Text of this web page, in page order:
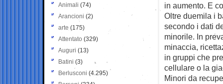
in aumento. E
Oltre duemila i
secondo i dati
minorile. In
minaccia,
in gruppi che
cellulare o la
Minori da
Animali (74)
Arancioni (2)
arte (175)
Attentato (329)
Auguri (13)
Batini (3)
Berlusconi (4.295)